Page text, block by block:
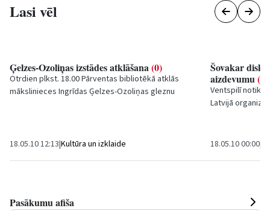
Lasi vēl
Ģelzes-Ozoliņas izstādes atklāšana(0)
Otrdien plkst. 18.00 Pārventas bibliotēkā atklās
mākslinieces Ingrīdas Ģelzes-Ozoliņas gleznu
18.05.10 12:13|Kultūra un izklaide
Šovakar
aizdevumu(0)
Ventspilī notiks
Latvijā
18.05.10 00:00|
Pasākumu afiša